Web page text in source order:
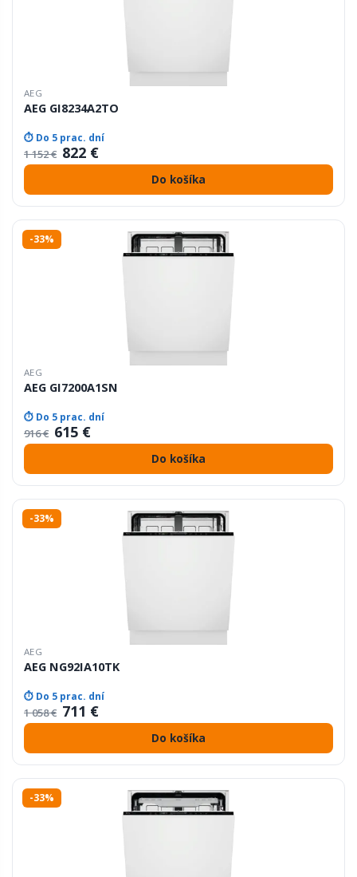
AEG
AEG GI8234A2TO
⏱ Do 5 prac. dní
1 152 € 822 €
Do košíka
-33%
AEG
AEG GI7200A1SN
⏱ Do 5 prac. dní
916 € 615 €
Do košíka
-33%
AEG
AEG NG92IA10TK
⏱ Do 5 prac. dní
1 058 € 711 €
Do košíka
-33%